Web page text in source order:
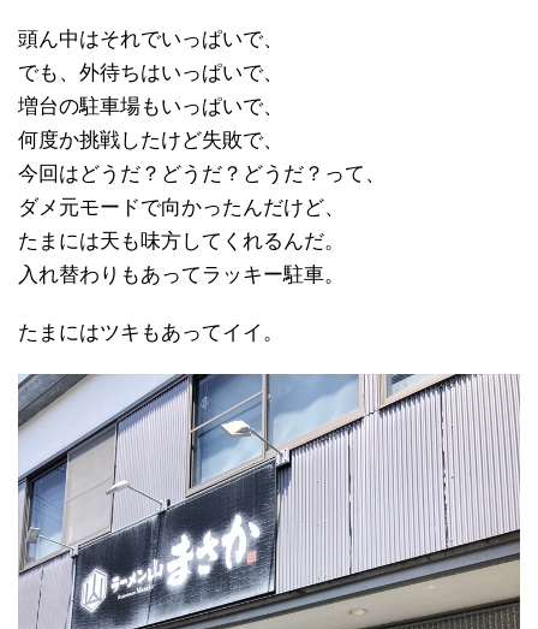
頭ん中はそれでいっぱいで、
でも、外待ちはいっぱいで、
増台の駐車場もいっぱいで、
何度か挑戦したけど失敗で、
今回はどうだ？どうだ？どうだ？って、
ダメ元モードで向かったんだけど、
たまには天も味方してくれるんだ。
入れ替わりもあってラッキー駐車。
たまにはツキもあってイイ。